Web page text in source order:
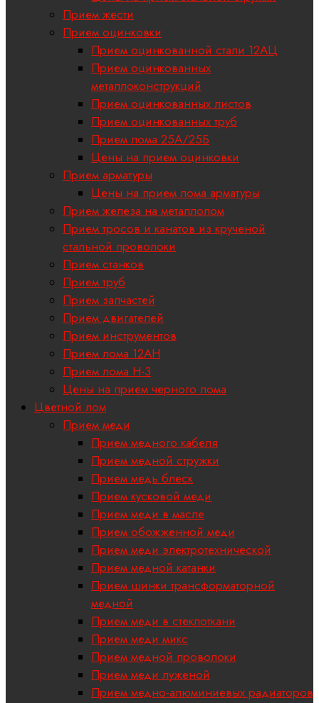
Прием жести
Прием оцинковки
Прием оцинкованной стали 12АЦ
Прием оцинкованных
металлоконструкций
Прием оцинкованных листов
Прием оцинкованных труб
Прием лома 25А/25Б
Цены на прием оцинковки
Прием арматуры
Цены на прием лома арматуры
Прием железа на металлолом
Прием тросов и канатов из крученой
стальной проволоки
Прием станков
Прием труб
Прием запчастей
Прием двигателей
Прием инструментов
Прием лома 12АН
Прием лома H-3
Цены на прием черного лома
Цветной лом
Прием меди
Прием медного кабеля
Прием медной стружки
Прием медь блеск
Прием кусковой меди
Прием меди в масле
Прием обожженной меди
Прием меди электротехнической
Прием медной катанки
Прием шинки трансформаторной
медной
Прием меди в стеклоткани
Прием меди микс
Прием медной проволоки
Прием меди луженой
Прием медно-алюминиевых радиаторов